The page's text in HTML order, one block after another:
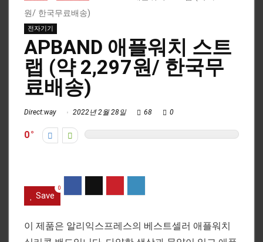
원/ 한국무료배송)
전자기기
APBAND 애플워치 스트
랩 (약 2,297원/ 한국무
료배송)
Direct:way 2022년 2월 28일 68 0
0
Save
0
이 제품은 알리익스프레스의 베스트셀러 애플워치